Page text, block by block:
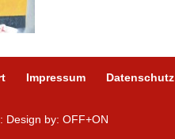
Impressum Datenschutz
Design by: OFF+ON